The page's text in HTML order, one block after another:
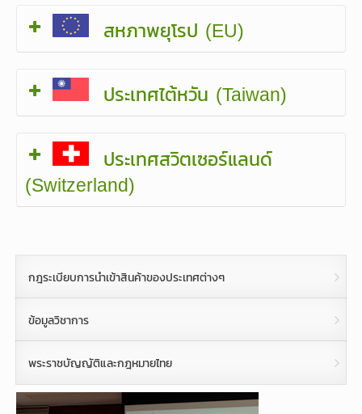
สหภาพยุโรป (EU)
ประเทศไต้หวัน (Taiwan)
ประเทศสวิตเซอร์แลนด์
(Switzerland)
กฎระเบียบการนำเข้าสินค้าของประเทศต่างๆ
ข้อมูลวิชาการ
พระราชบัญญัติและกฎหมายไทย